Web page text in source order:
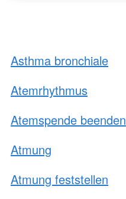
Asthma bronchiale
Atemrhythmus
Atemspende beenden
Atmung
Atmung feststellen